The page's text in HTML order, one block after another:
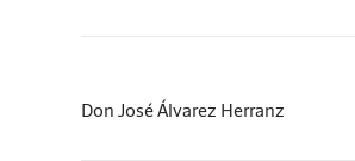
Don José Álvarez Herranz